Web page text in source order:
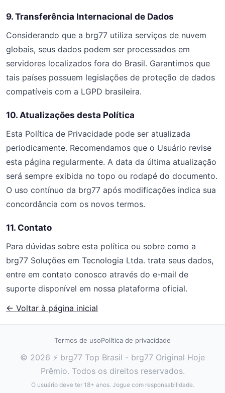
9. Transferência Internacional de Dados
Considerando que a brg77 utiliza serviços de nuvem
globais, seus dados podem ser processados em
servidores localizados fora do Brasil. Garantimos que
tais países possuem legislações de proteção de dados
compatíveis com a LGPD brasileira.
10. Atualizações desta Política
Esta Política de Privacidade pode ser atualizada
periodicamente. Recomendamos que o Usuário revise
esta página regularmente. A data da última atualização
será sempre exibida no topo ou rodapé do documento.
O uso contínuo da brg77 após modificações indica sua
concordância com os novos termos.
11. Contato
Para dúvidas sobre esta política ou sobre como a
brg77 Soluções em Tecnologia Ltda. trata seus dados,
entre em contato conosco através do e-mail de
suporte disponível em nossa plataforma oficial.
← Voltar à página inicial
Termos de usoPolítica de privacidade
© 2026 ⚡ brg77 Top Brasil - brg77 Original Hoje
Prêmio. Todos os direitos reservados.
O usuário deve ter 18+ anos. Jogue com responsabilidade.